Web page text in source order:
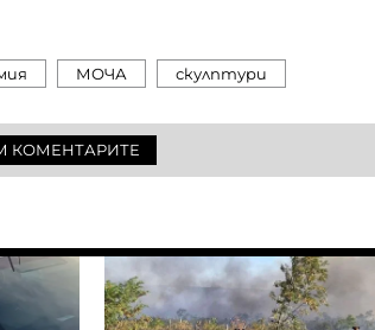
МОЧА скулптури
КОМЕНТАРИТЕ